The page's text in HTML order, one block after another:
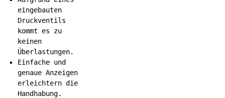
eingebauten
Druckventils
kommt es zu
keinen
Überlastungen.
Einfache und
genaue Anzeigen
erleichtern die
Handhabung.